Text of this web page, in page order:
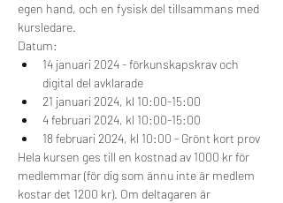
egen hand, och en fysisk del tillsammans med
kursledare.
Datum:
14 januari 2024 - förkunskapskrav och
digital del avklarade
21 januari 2024, kl 10:00-15:00
4 februari 2024, kl 10:00-15:00
18 februari 2024, kl 10:00 - Grönt kort prov
Hela kursen ges till en kostnad av 1000 kr för
medlemmar (för dig som ännu inte är medlem
kostar det 1200 kr). Om deltagaren är